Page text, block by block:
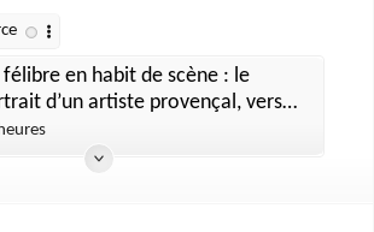
félibre en habit de scène : le
d’un artiste provençal, vers